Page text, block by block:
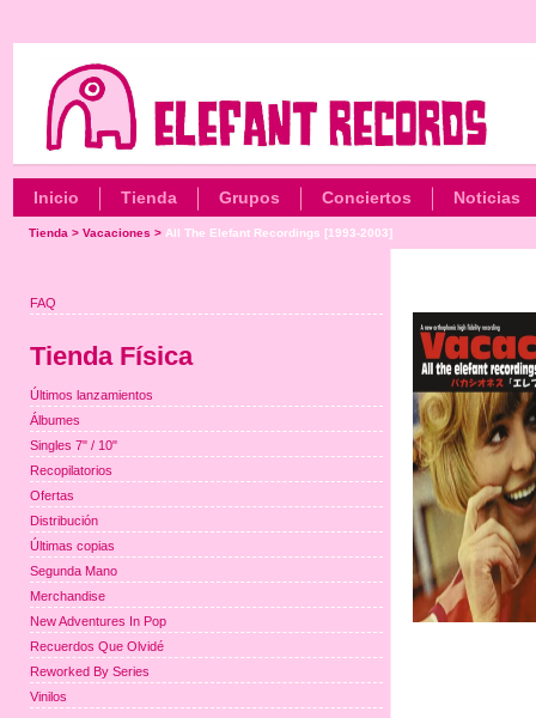
Inicio Tienda Grupos Conciertos Noticias
Tienda > Vacaciones > All The Elefant Recordings [1993-2003]
FAQ
Tienda Física
Últimos lanzamientos
Álbumes
Singles 7" / 10"
Recopilatorios
Ofertas
Distribución
Últimas copias
Segunda Mano
Merchandise
New Adventures In Pop
Recuerdos Que Olvidé
Reworked By Series
Vinilos